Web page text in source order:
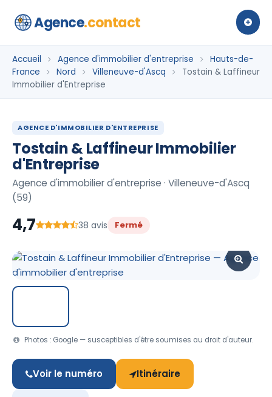
Agence.contact
Accueil Agence d'immobilier d'entreprise
Hauts-de-
France
Nord Villeneuve-d'Ascq
Tostain & Laffineur
Immobilier d'Entreprise
AGENCE D'IMMOBILIER D'ENTREPRISE
Tostain & Laffineur Immobilier
d'Entreprise
Agence d'immobilier d'entreprise · Villeneuve-d'Ascq
(59)
4,7 38 avis Fermé
Photos : Google — susceptibles d'être soumises au droit d'auteur.
Voir le numéro Itinéraire